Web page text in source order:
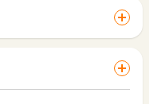
い物が完了するまでの
に移動した場合はポイン
押した時とサービス・
が異なる場合はポイン
につき10円単位の金額
切り捨てとなり、ポイ